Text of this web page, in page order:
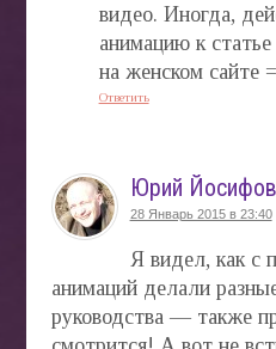
видео. Иногда,
анимацию к
на женском сайте
Ответить
Юрий
28 Январь 2015 в 23:40
Я видел, как с
анимаций делали
руководства — также